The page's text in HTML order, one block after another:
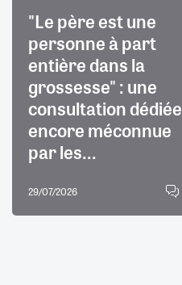
"Le père est une
personne à part
entière dans la
grossesse" : une
consultation dédiée
encore méconnue
par les...
29/07/2026